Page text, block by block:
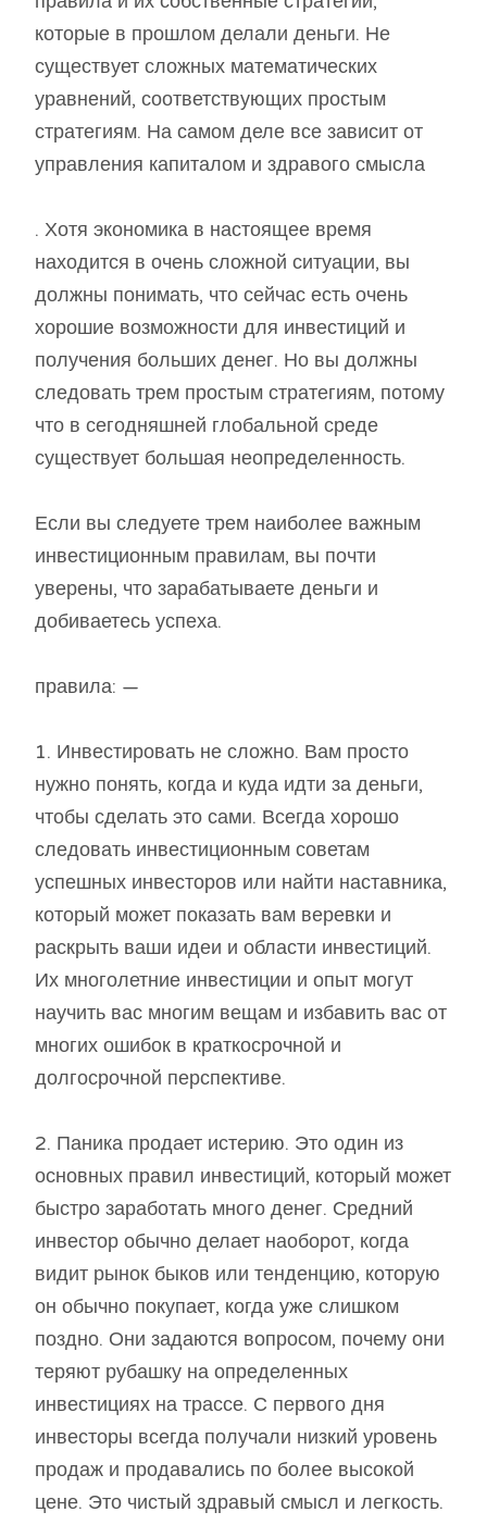
которые в прошлом делали деньги. Не
существует сложных математических
уравнений, соответствующих простым
стратегиям. На самом деле все зависит от
управления капиталом и здравого смысла
. Хотя экономика в настоящее время
находится в очень сложной ситуации, вы
должны понимать, что сейчас есть очень
хорошие возможности для инвестиций и
получения больших денег. Но вы должны
следовать трем простым стратегиям, потому
что в сегодняшней глобальной среде
существует большая неопределенность.
Если вы следуете трем наиболее важным
инвестиционным правилам, вы почти
уверены, что зарабатываете деньги и
добиваетесь успеха.
правила: —
1. Инвестировать не сложно. Вам просто
нужно понять, когда и куда идти за деньги,
чтобы сделать это сами. Всегда хорошо
следовать инвестиционным советам
успешных инвесторов или найти наставника,
который может показать вам веревки и
раскрыть ваши идеи и области инвестиций.
Их многолетние инвестиции и опыт могут
научить вас многим вещам и избавить вас от
многих ошибок в краткосрочной и
долгосрочной перспективе.
2. Паника продает истерию. Это один из
основных правил инвестиций, который может
быстро заработать много денег. Средний
инвестор обычно делает наоборот, когда
видит рынок быков или тенденцию, которую
он обычно покупает, когда уже слишком
поздно. Они задаются вопросом, почему они
теряют рубашку на определенных
инвестициях на трассе. С первого дня
инвесторы всегда получали низкий уровень
продаж и продавались по более высокой
цене. Это чистый здравый смысл и легкость.